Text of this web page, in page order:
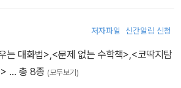
수학책 전문 서점 ‘데카르트 수학책방’ 공동
다. 지은 책으로는 『강미선 쌤의 개념잡 는
강미선 쌤의 개념잡는 분수비법』(하우매쓰)
저자파일 신간알림 신청
는 대화법>,<문제 없는 수학책>,<코딱지탐
… 총 8종 (모두보기)